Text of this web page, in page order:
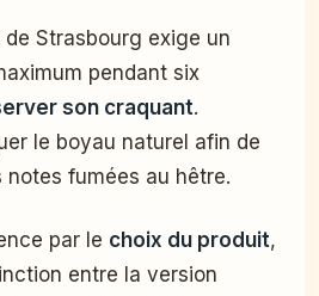
Strasbourg exige un
pendant six
son craquant.
le boyau naturel afin de
notes fumées au hêtre.
par le choix du produit,
entre la version